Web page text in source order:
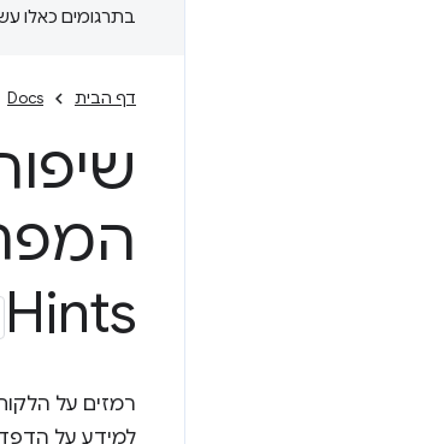
בתרגומים כאלו
דף הבית Docs
Hints
למידע על